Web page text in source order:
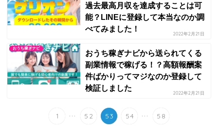
過去最高月収を達成することは可
能？LINEに登録して本当なのか調
べてみました！
2022年2月21日
おうち稼ぎナビ
おうち稼ぎナビから送られてくる
副業情報で稼げる！？高額報酬案
件ばかりってマジなのか登録して
検証しました
2022年2月21日
1 ... 52 53 54 ... 58